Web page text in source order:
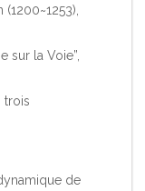
sur la Voie”,
trois
de